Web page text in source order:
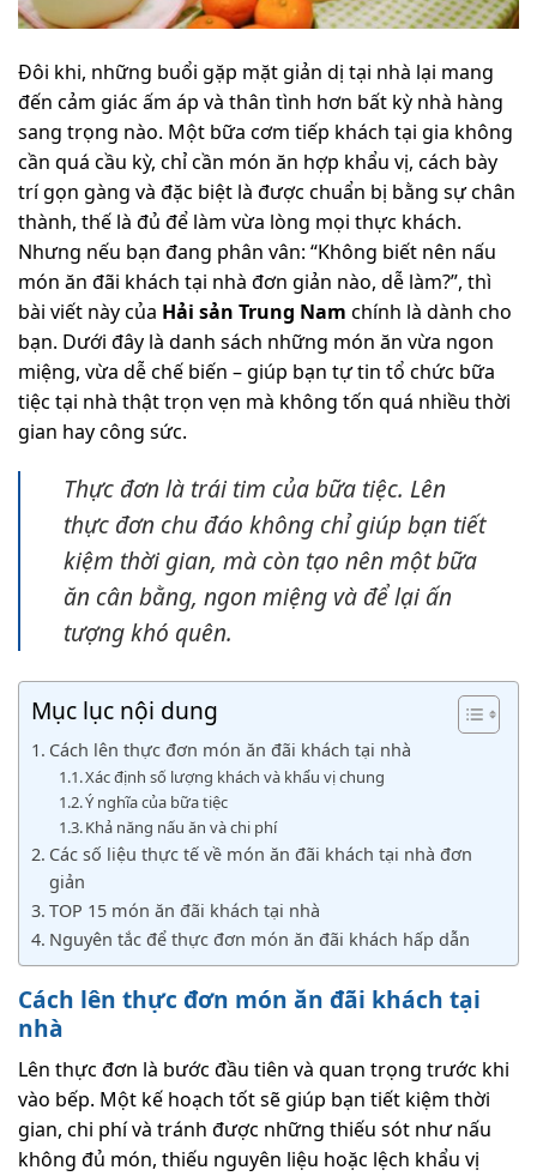
Đôi khi, những buổi gặp mặt giản dị tại nhà lại mang
đến cảm giác ấm áp và thân tình hơn bất kỳ nhà hàng
sang trọng nào. Một bữa cơm tiếp khách tại gia không
cần quá cầu kỳ, chỉ cần món ăn hợp khẩu vị, cách bày
trí gọn gàng và đặc biệt là được chuẩn bị bằng sự chân
thành, thế là đủ để làm vừa lòng mọi thực khách.
Nhưng nếu bạn đang phân vân: “Không biết nên nấu
món ăn đãi khách tại nhà đơn giản nào, dễ làm?”, thì
bài viết này của Hải sản Trung Nam chính là dành cho
bạn. Dưới đây là danh sách những món ăn vừa ngon
miệng, vừa dễ chế biến – giúp bạn tự tin tổ chức bữa
tiệc tại nhà thật trọn vẹn mà không tốn quá nhiều thời
gian hay công sức.
Thực đơn là trái tim của bữa tiệc. Lên
thực đơn chu đáo không chỉ giúp bạn tiết
kiệm thời gian, mà còn tạo nên một bữa
ăn cân bằng, ngon miệng và để lại ấn
tượng khó quên.
Mục lục nội dung
Cách lên thực đơn món ăn đãi khách tại nhà
Xác định số lượng khách và khẩu vị chung
Ý nghĩa của bữa tiệc
Khả năng nấu ăn và chi phí
Các số liệu thực tế về món ăn đãi khách tại nhà đơn
giản
TOP 15 món ăn đãi khách tại nhà
Nguyên tắc để thực đơn món ăn đãi khách hấp dẫn
Cách lên thực đơn món ăn đãi khách tại
nhà
Lên thực đơn là bước đầu tiên và quan trọng trước khi
vào bếp. Một kế hoạch tốt sẽ giúp bạn tiết kiệm thời
gian, chi phí và tránh được những thiếu sót như nấu
không đủ món, thiếu nguyên liệu hoặc lệch khẩu vị